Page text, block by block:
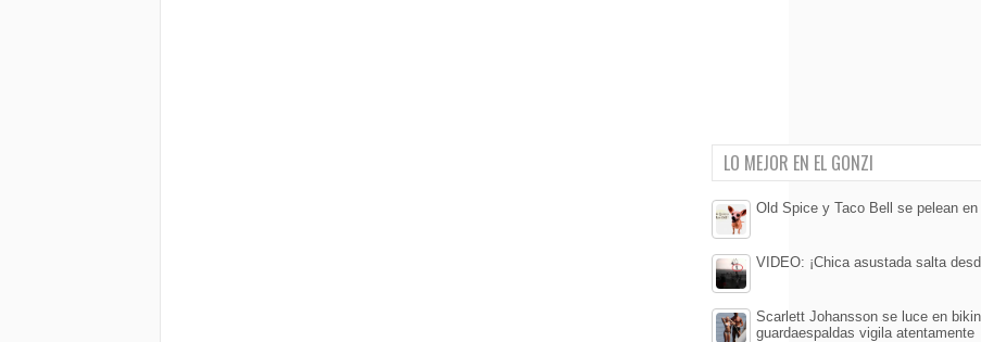
LO MEJOR EN EL GONZI
Old Spice y Taco Bell se pelean en
VIDEO: ¡Chica asustada salta
Scarlett Johansson se luce en
guardaespaldas vigila atentamente